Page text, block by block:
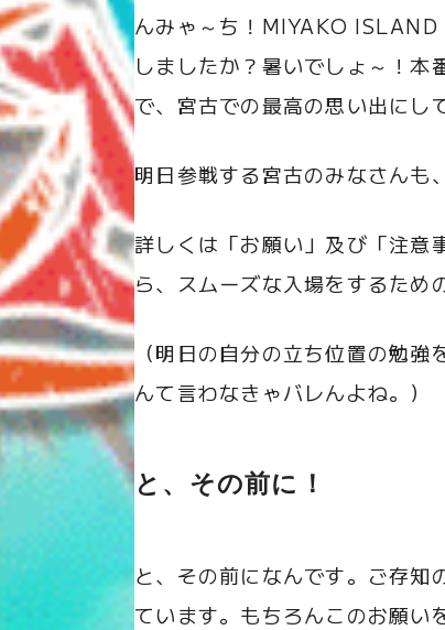
んみゃ～ち！MIYAKO
しましたか？暑いでしょ～！
で、宮古での最高の思い出にし
明日参戦する宮古のみなさんも
詳しくは「お願い」及び「注意
ら、スムーズな入場をするため
（明日の自分の立ち位置の勉
んて言わなきゃバレんよね。）
と、その前に！
と、その前になんです。ご存
ています。もちろんこのお願い